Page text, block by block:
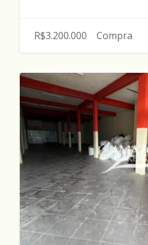
R$3.200.000 Compra